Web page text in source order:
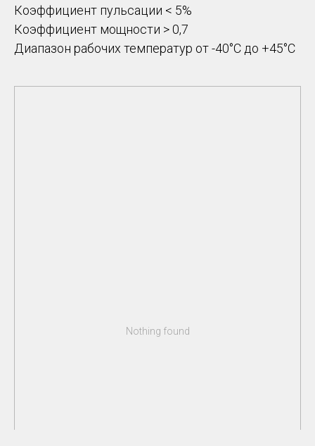
Коэффициент пульсации < 5%
Коэффициент мощности > 0,7
Диапазон рабочих температур от -40°С до +45°С
Nothing found